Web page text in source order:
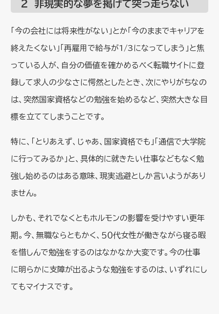
２ 非現実的な夢を掲げて突っ走らない
「今の会社には将来性がない」とか「今のままでキャリアを
終えたくない」「再雇用で給与が1/3になってしまう」と焦
っている人が、自分の価値を確かめるべく転職サイトに登
録して求人の少なさに愕然としたとき、次にやりがちなの
は、突然国家資格などの勉強を始めるなど、突然大きな目
標を立ててしまうことです。
特に、「とりあえず、じゃあ、国家資格でも」「通信で大学院
に行ってみるか」と、具体的に就きたい仕事などもなく勉
強し始めるのはある意味、現実逃避としか言いようがあり
ません。
しかも、それでなくともホルモンの影響を受けやすい更年
期。今、無職ならともかく、５０代女性が働きながら寝る暇
を惜しんで勉強をするのはなかなか大変です。今の仕事
に明らかに支障が出るような勉強をするのは、いずれにし
てもマイナスです。